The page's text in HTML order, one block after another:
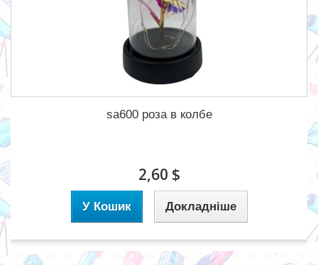
sa600 роза в колбе
2,60 $
У Кошик Докладніше